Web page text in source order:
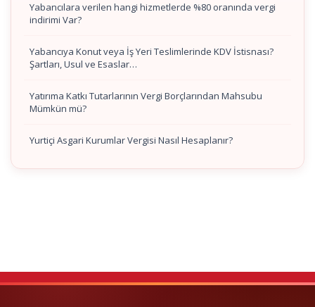
Yabancılara verilen hangi hizmetlerde %80 oranında vergi
indirimi Var?
Yabancıya Konut veya İş Yeri Teslimlerinde KDV İstisnası?
Şartları, Usul ve Esaslar…
Yatırıma Katkı Tutarlarının Vergi Borçlarından Mahsubu
Mümkün mü?
Yurtiçi Asgari Kurumlar Vergisi Nasıl Hesaplanır?